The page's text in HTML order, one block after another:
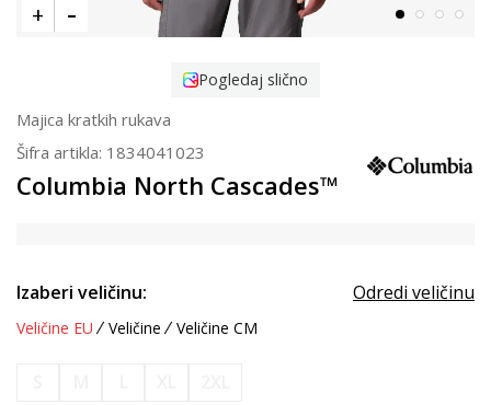
Pogledaj slično
Majica kratkih rukava
Šifra artikla: 1834041023
Columbia North Cascades™
Izaberi veličinu: Odredi veličinu
Veličine EU Veličine Veličine CM